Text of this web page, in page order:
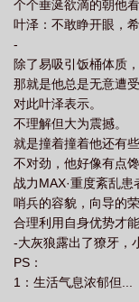
[学习区]的小主播横空
友友，坐标学习区，
是被搞笑的寻播贴吸
了。虽然知道学习催
讲，如果每天都能睡
失眠是治好了，但开
精。[木木身边什么时
起来一拳就能抡亖我
底是谁偷走了我的兽
[哄不好了！！！要木
那就是他收养的小黑
时织的百件套犯了难
都盛不下。于是林珀
存。但某只大猫显然
属于成年男性骨节分
个个垂涎欲滴的朝他
叶泽：不敢睁开眼，
-
除了易吸引饭桶体质
那就是他总是无意遭
对此叶泽表示。
不理解但大为震撼。
就是撞着撞着他还有些
不对劲，他好像有点馋
战力MAX·重度紊乱患
哨兵的容貌，向导的荣
合理利用自身优势才
-大灰狼露出了獠牙，
PS：
1：生活气息浓郁但...